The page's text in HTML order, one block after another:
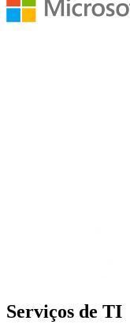
Serviços de TI